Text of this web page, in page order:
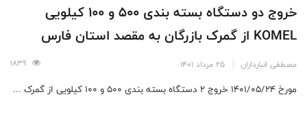
خروج دو دستگاه بسته بندی 500 و 100 کیلویی
KOMEL از گمرک بازرگان به مقصد استان فارس
مصطفی انبارداران 25 مرداد 1401
مورخ 1401/05/24 خروج 2 دستگاه بسته بندی 500 و 100 کیلویی از گمرک ...